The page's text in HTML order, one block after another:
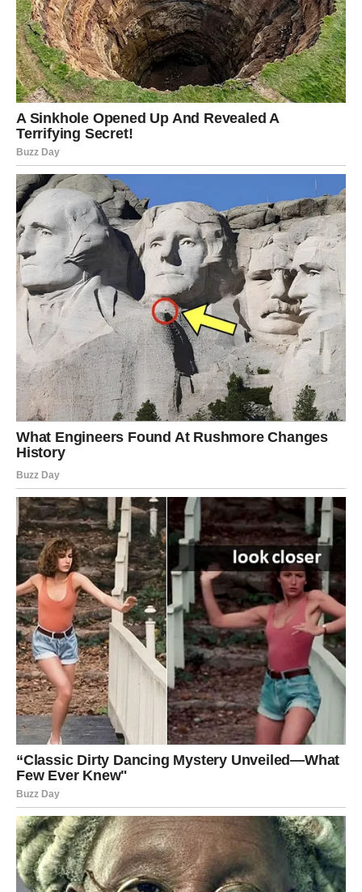
saučešće, ističući njenu ljubaznost, strast i predanost sportu.
Organizovane su mnoge memorijalne aktivnosti u čast njenog
nasljeđa, uključujući teniske turnire i tribine o njenom doprinosu
sportu.
Ove inicijative nisu samo odražavale njen značaj u tenisu, već
su također služile kao platforma za mlade sportiste da iskažu
svoje aspiracije i snove.
Na društvenim mrežama, mnogi su dijelili sjećanja na Tatjanu,
pričajući o njenom dobrom duhu i podršci koju je pružala
svojim kolegama. Tatjana neće biti zaboravljena; njeno ime će
živjeti kroz uspjehe koje je postigla i kroz inspiraciju koju je
pružila mnogim mladim sportistima. Njena životna priča
postaje podsjetnik na to koliko je važno slijediti svoje snove i
nikada ne odustati, bez obzira na prepreke.
Završna Misao
U trenutku kada smo se oprostili od Tatjane Ječmenice, šok i
tuga nisu samo obeležili smrt jedne izvanredne sportistkinje,
već i gubitak osobe koja je svojim prisustvom obogatila živote
mnogih. Njena predanost, strast i radna etika će se pamtiti, a
njen duh će živjeti kroz sve one koji su imali priliku da je
upoznaju ili da je gledaju kako igra.
Tatjana Ječmenica ostaje simbol snage i inspiracije za sve
nas, a njen doprinos tenisu će se i dalje cijeniti i prenositi na
buduće generacije.
Sjećanje na nju će trajati, a njena ostavština će obasjavati put
mnogim budućim sportistima, motivišući ih da teže izvrsnosti i
hrabrosti. Život i karijera Tatjane Ječmenice služe kao
inspiracija svima nama da se borimo za ono što volimo i da
nikada ne gubimo vjeru u sebe.
Njena priča će živjeti kao svijetla tačka u srcima svih koji su je
poznavali i voljeli, a njen uticaj na sportsku zajednicu neće biti
zaboravljen.